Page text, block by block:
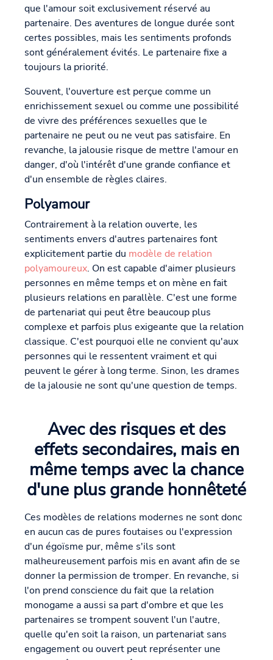
que l'amour soit exclusivement réservé au
partenaire. Des aventures de longue durée sont
certes possibles, mais les sentiments profonds
sont généralement évités. Le partenaire fixe a
toujours la priorité.
Souvent, l'ouverture est perçue comme un
enrichissement sexuel ou comme une possibilité
de vivre des préférences sexuelles que le
partenaire ne peut ou ne veut pas satisfaire. En
revanche, la jalousie risque de mettre l'amour en
danger, d'où l'intérêt d'une grande confiance et
d'un ensemble de règles claires.
Polyamour
Contrairement à la relation ouverte, les
sentiments envers d'autres partenaires font
explicitement partie du modèle de relation
polyamoureux. On est capable d'aimer plusieurs
personnes en même temps et on mène en fait
plusieurs relations en parallèle. C'est une forme
de partenariat qui peut être beaucoup plus
complexe et parfois plus exigeante que la relation
classique. C'est pourquoi elle ne convient qu'aux
personnes qui le ressentent vraiment et qui
peuvent le gérer à long terme. Sinon, les drames
de la jalousie ne sont qu'une question de temps.
Avec des risques et des
effets secondaires, mais en
même temps avec la chance
d'une plus grande honnêteté
Ces modèles de relations modernes ne sont donc
en aucun cas de pures foutaises ou l'expression
d'un égoïsme pur, même s'ils sont
malheureusement parfois mis en avant afin de se
donner la permission de tromper. En revanche, si
l'on prend conscience du fait que la relation
monogame a aussi sa part d'ombre et que les
partenaires se trompent souvent l'un l'autre,
quelle qu'en soit la raison, un partenariat sans
engagement ou ouvert peut représenter une